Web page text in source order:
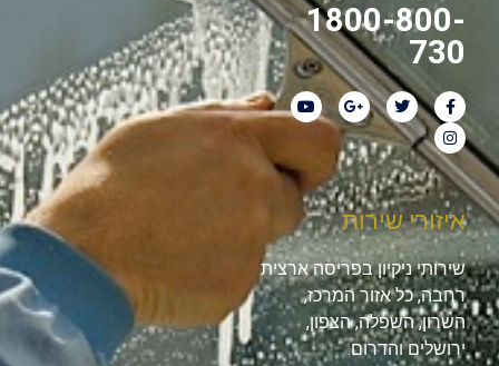
1800-800-
730
איזורי שירות
שירותי ניקיון בפריסה ארצית
רחבה, כל אזור המרכז,
השרון, השפלה, הצפון,
ירושלים והדרום.